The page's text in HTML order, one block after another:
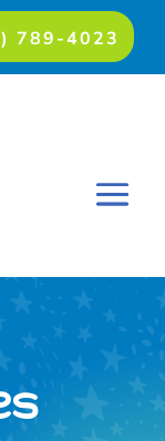
789-4023